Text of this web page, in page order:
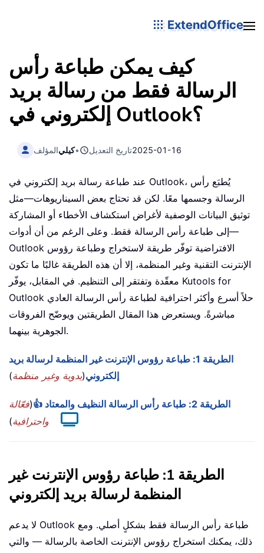
ExtendOffice
كيف يمكن طباعة رأس
الرسالة فقط من رسالة بريد
إلكتروني في Outlook؟
المؤلفكيلي• تاريخ التعديل2025-01-16
عند طباعة رسالة بريد إلكتروني في Outlook، يُطبَع رأس
الرسالة وجسمها معًا. لكن قد تحتاج بعض السيناريوهات—مثل
توثيق البيانات الوصفية لأغراض استكشاف الأخطاء أو المشاركة
—إلى طباعة رأس الرسالة فقط. وعلى الرغم من أن أدوات
Outlook الافتراضية توفّر طريقة لاستخراج وطباعة رؤوس
الإنترنت التقنية وغير المنظمة، إلا أن هذه الطريقة غالبًا ما تكون
معقّدة وتفتقر إلى التنظيم. في المقابل، يوفّر Kutools for
Outlook حلاً أسرع وأكثر احترافية لطباعة رأس الرسالة العادي
مباشرةً. ويستعرض هذا المقال الطريقتين ويوضّح الفروقات
الجوهرية بينهما.
الطريقة 1: طباعة رؤوس الإنترنت غير المنظمة لرسالة بريد
إلكتروني(يدوية وغير منظمة)
الطريقة 2: طباعة رأس الرسالة النظيف والمعتاد 👍 (فعّالة
واحترافية)
الطريقة 1: طباعة رؤوس الإنترنت غير
المنظمة لرسالة بريد إلكتروني
لا يدعم Outlook طباعة رأس الرسالة فقط بشكلٍ أصلي. ومع
ذلك، يمكنك استخراج رؤوس الإنترنت الخاصة بالرسالة — والتي